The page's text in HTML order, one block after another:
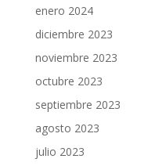
enero 2024
diciembre 2023
noviembre 2023
octubre 2023
septiembre 2023
agosto 2023
julio 2023